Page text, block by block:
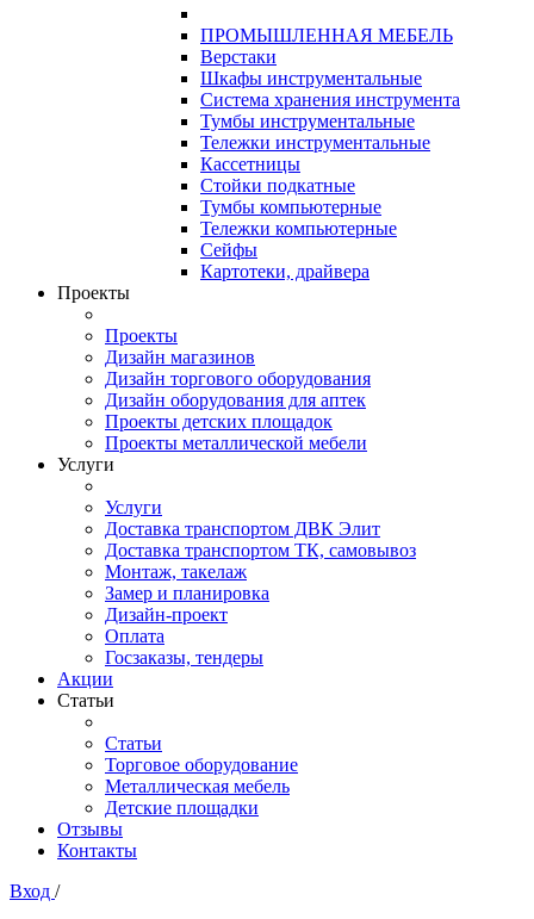
ПРОМЫШЛЕННАЯ МЕБЕЛЬ
Верстаки
Шкафы инструментальные
Система хранения инструмента
Тумбы инструментальные
Тележки инструментальные
Кассетницы
Стойки подкатные
Тумбы компьютерные
Тележки компьютерные
Сейфы
Картотеки, драйвера
Проекты
Проекты
Дизайн магазинов
Дизайн торгового оборудования
Дизайн оборудования для аптек
Проекты детских площадок
Проекты металлической мебели
Услуги
Услуги
Доставка транспортом ДВК Элит
Доставка транспортом ТК, самовывоз
Монтаж, такелаж
Замер и планировка
Дизайн-проект
Оплата
Госзаказы, тендеры
Акции
Статьи
Статьи
Торговое оборудование
Металлическая мебель
Детские площадки
Отзывы
Контакты
Вход /